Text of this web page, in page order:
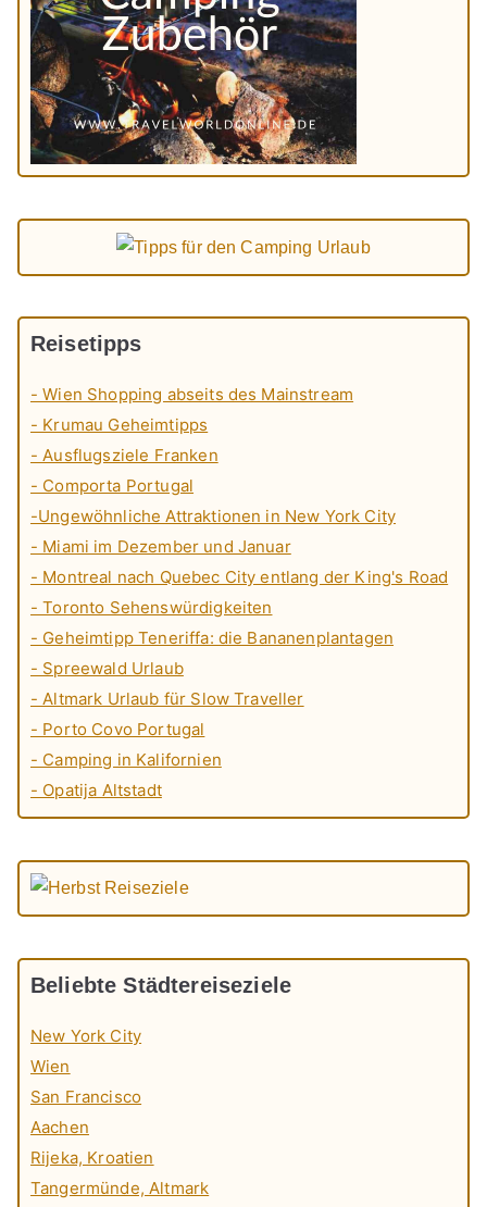
Reisetipps
- Wien Shopping abseits des Mainstream
- Krumau Geheimtipps
- Ausflugsziele Franken
- Comporta Portugal
-Ungewöhnliche Attraktionen in New York City
- Miami im Dezember und Januar
- Montreal nach Quebec City entlang der King's Road
- Toronto Sehenswürdigkeiten
- Geheimtipp Teneriffa: die Bananenplantagen
- Spreewald Urlaub
- Altmark Urlaub für Slow Traveller
- Porto Covo Portugal
- Camping in Kalifornien
- Opatija Altstadt
Beliebte Städtereiseziele
New York City
Wien
San Francisco
Aachen
Rijeka, Kroatien
Tangermünde, Altmark